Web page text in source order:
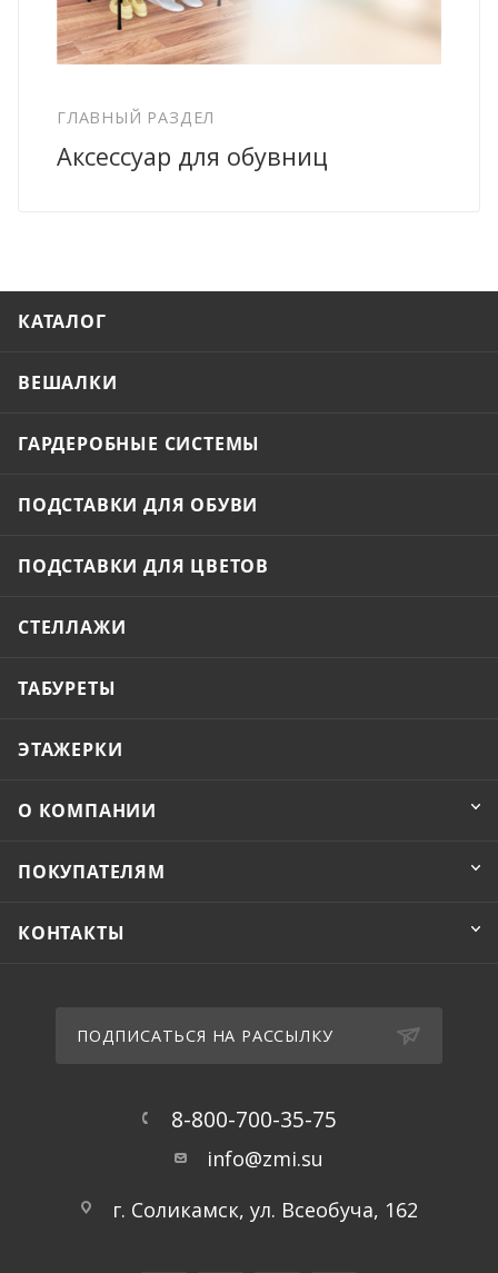
ГЛАВНЫЙ РАЗДЕЛ
Аксессуар для обувниц
КАТАЛОГ
ВЕШАЛКИ
ГАРДЕРОБНЫЕ СИСТЕМЫ
ПОДСТАВКИ ДЛЯ ОБУВИ
ПОДСТАВКИ ДЛЯ ЦВЕТОВ
СТЕЛЛАЖИ
ТАБУРЕТЫ
ЭТАЖЕРКИ
О КОМПАНИИ
ПОКУПАТЕЛЯМ
КОНТАКТЫ
ПОДПИСАТЬСЯ НА РАССЫЛКУ
8-800-700-35-75
info@zmi.su
г. Соликамск, ул. Всеобуча, 162